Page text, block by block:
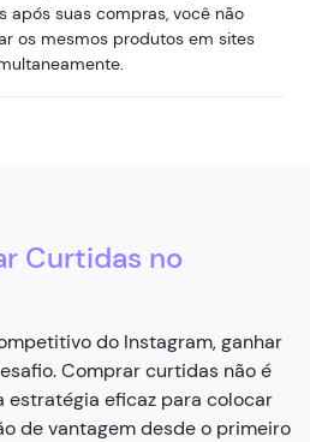
após suas compras, você não
os mesmos produtos em sites
Curtidas no
do Instagram, ganhar
Comprar curtidas não é
estratégia eficaz para colocar
de vantagem desde o primeiro